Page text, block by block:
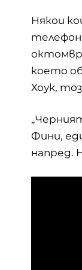
Някои
телефон
което
Хоук,
Фини,
напред.